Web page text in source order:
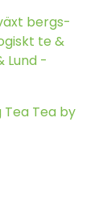
bergs-
te &
Lund -
Tea Tea by